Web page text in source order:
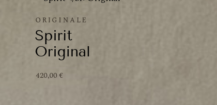
ORIGINALE
Spirit
Original
420,00€